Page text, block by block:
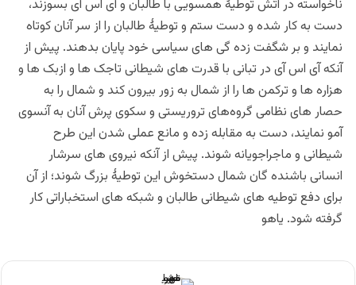
ناخواسته در آتش توطیۀ همسویی با طالبان و آی اس آی بسوزند،
دست به کار شده و دست ستم و توطیۀ طالبان را از سر آنان کوتاه
نمایند و بر شگفت زده گی های سیاسی خود پایان بدهند. پیش از
آنکه آی اس آی در تبانی با قدرت های شیطانی تاجک ها و ازبک ها و
هزاره ها و ترکمن ها را از شمال به زور بیرون کند و شمال را به
حصار های نظامی گروه‌های تروریستی و سکوی پرش آنان به آنسوی
آمو نمایند، دست به مقابله زده و مانع عملی شدن این طرح
شیطانی و ماجراجویانه شوند. پیش از آنکه نیروی های سرشار
انسانی باشنده گان شمال دستخوش این توطیۀ بزرگ شوند؛ از آن
برای دفع توطیه های شیطانی طالبان و شبکه های استخباراتی کار
گرفته شود. یاهو